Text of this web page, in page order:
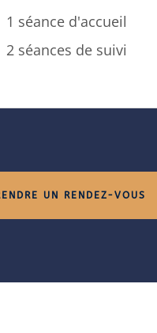
1 séance d'accueil
2 séances de suivi
UN RENDEZ-VOUS